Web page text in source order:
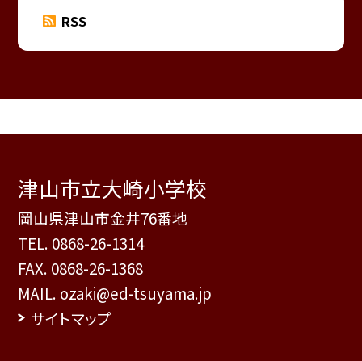
RSS
津山市立大崎小学校
岡山県津山市金井76番地
TEL. 0868-26-1314
FAX. 0868-26-1368
MAIL. ozaki@ed-tsuyama.jp
サイトマップ